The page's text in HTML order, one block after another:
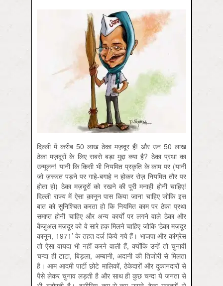
दिल्ली में करीब 50 लाख ठेका मज़दूर हैं! और उन 50 लाख
ठेका मज़दूरों के लिए सबसे बड़ा मुद्दा क्या है? ठेका प्रथा का
उन्मूलन! यानी कि किसी भी नियमित प्रकृति के काम पर (यानी
जो ज़रूरत पड़ने पर गाहे-बगाहे न होकर रोज़ नियमित तौर पर
होता हो) ठेका मज़दूरों को रखने की पूरी मनाही होनी चाहिए!
दिल्ली राज्य में ऐसा क़ानून पास किया जाना चाहिए जोकि इस
बात को सुनिश्चित करता हो कि नियमित काम पर ठेका प्रथा
समाप्त होनी चाहिए और अन्य कार्यों पर लगने वाले ठेका और
कैजुअल मज़दूर को वे सारे हक़ मिलने चाहिए जोकि ‘ठेका मज़दूर
क़ानून, 1971’ के तहत दर्ज़ किये गये हैं। भाजपा और कांग्रेस
तो ऐसा वायदा भी नहीं करने वाली हैं, क्योंकि उन्हें तो चुनावी
चन्दा ही टाटा, बिड़ला, अम्बानी, अदानी की तिजोरी से मिलता
है। आम आदमी पार्टी छोटे मालिकों, ठेकेदारों और दुकानदारों से
पैसे लेकर चुनाव लड़ती है और साथ ही कुछ चन्दा ये जनता से